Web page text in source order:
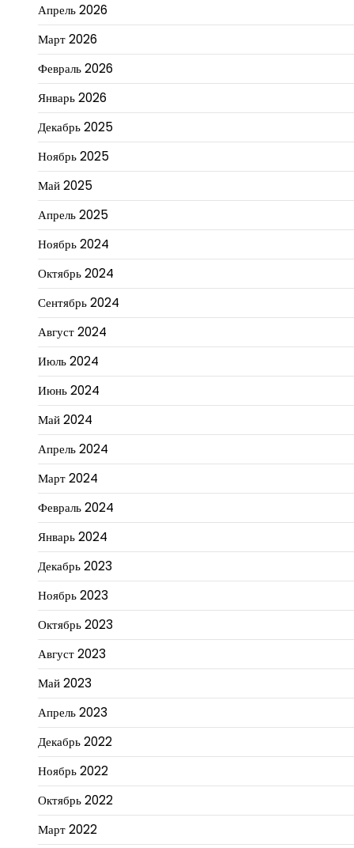
Апрель 2026
Март 2026
Февраль 2026
Январь 2026
Декабрь 2025
Ноябрь 2025
Май 2025
Апрель 2025
Ноябрь 2024
Октябрь 2024
Сентябрь 2024
Август 2024
Июль 2024
Июнь 2024
Май 2024
Апрель 2024
Март 2024
Февраль 2024
Январь 2024
Декабрь 2023
Ноябрь 2023
Октябрь 2023
Август 2023
Май 2023
Апрель 2023
Декабрь 2022
Ноябрь 2022
Октябрь 2022
Март 2022